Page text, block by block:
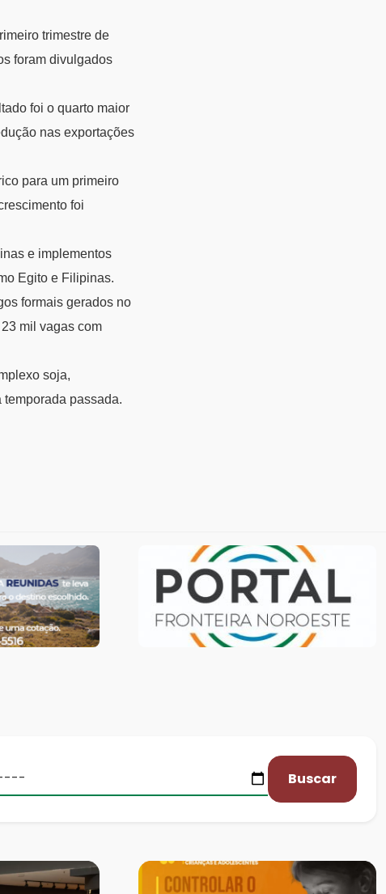
trimestre de
foram divulgados
foi o quarto maior
nas exportações
para um primeiro
foi
e implementos
Egito e Filipinas.
formais gerados no
mil vagas com
soja,
passada.
Buscar